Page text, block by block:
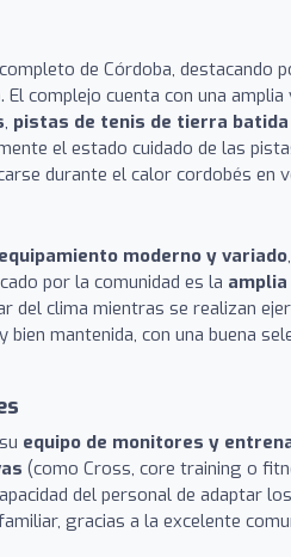
de Córdoba, destacando
complejo cuenta con una amplia
, pistas de tenis de tierra batida
el estado cuidado de las
durante el calor cordobés en
equipamiento moderno y variado
por la comunidad es la
clima mientras se realizan
mantenida, con una buena
equipo de monitores y
(como Cross, core training o
del personal de adaptar
gracias a la excelente